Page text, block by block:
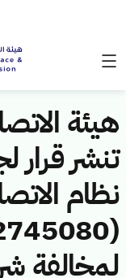
هيئة
تنشر قرار
نظام
لمخالفة